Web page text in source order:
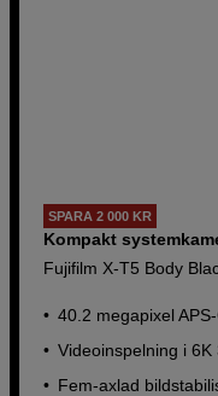
SPARA 2 000 KR
Kompakt
Fujifilm X-T5 Body
40.2 megapixel
Videoinspelning i 6K
Fem-axlad